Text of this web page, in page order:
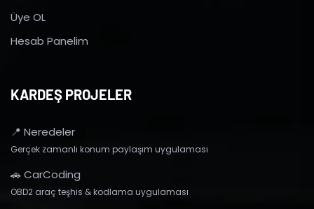
Üye OL
Hesab Panelim
KARDEŞ PROJELER
📍 Neredeler
Gerçek zamanlı konum paylaşım uygulaması
🚗 CarCoding
OBD2 araç teşhis & kodlama uygulaması